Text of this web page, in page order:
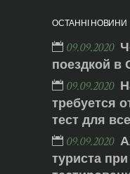
ОСТАННІ НОВИНИ
09.09.2020
поездкой в
09.09.2020
требуется
тест для
09.09.2020
туриста